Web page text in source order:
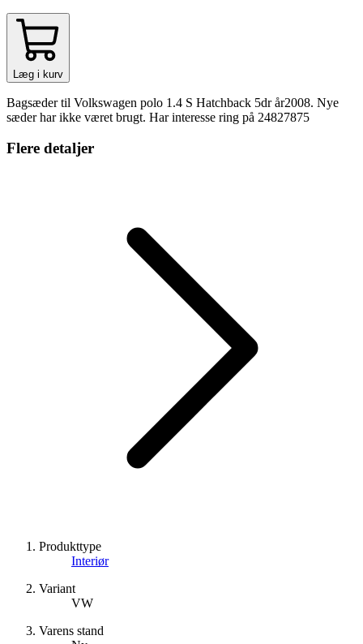
Læg i kurv
Bagsæder til Volkswagen polo 1.4 S Hatchback 5dr år2008. Nye
sæder har ikke været brugt. Har interesse ring på 24827875
Flere detaljer
Produkttype
Interiør
Variant
VW
Varens stand